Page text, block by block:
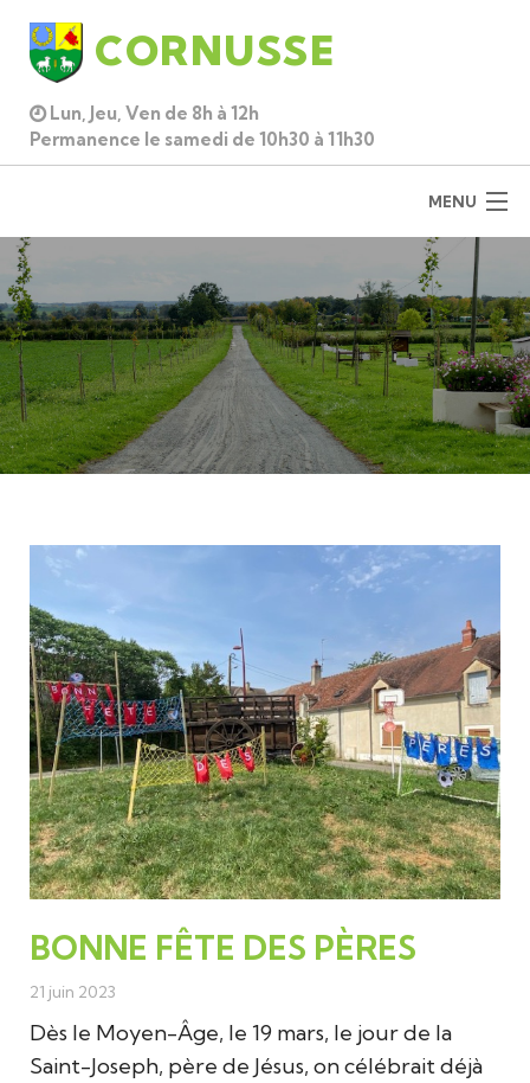
CORNUSSE
Lun, Jeu, Ven de 8h à 12h
Permanence le samedi de 10h30 à 11h30
MENU
ACCUEIL
DÉCOUVRIR
MUNICIPALITÉ
PRATIQUE
ENFANCE & JEUNESSE
CULTURE & LOISIRS
BONNE FÊTE DES PÈRES
21 juin 2023
Dès le Moyen-Âge, le 19 mars, le jour de la
Saint-Joseph, père de Jésus, on célébrait déjà